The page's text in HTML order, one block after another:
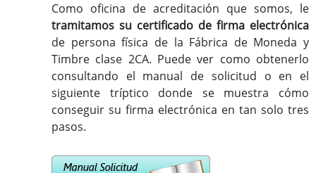
Como oficina de acreditación que somos, le
tramitamos su certificado de firma electrónica
de persona física de la Fábrica de Moneda y
Timbre clase 2CA. Puede ver como obtenerlo
consultando el manual de solicitud o en el
siguiente tríptico donde se muestra cómo
conseguir su firma electrónica en tan solo tres
pasos.